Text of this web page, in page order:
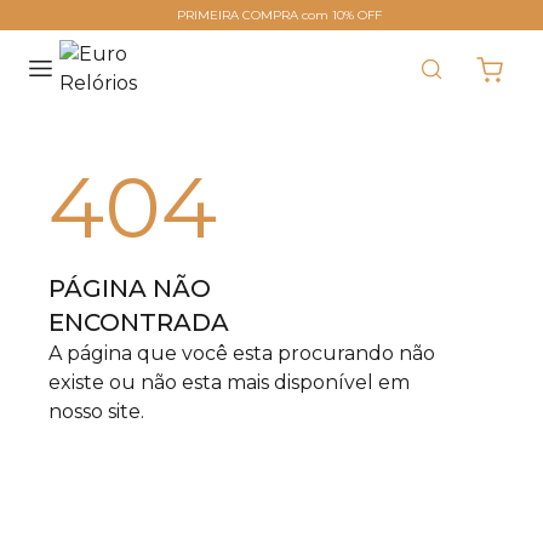
PRIMEIRA COMPRA com 10% OFF
404
PÁGINA NÃO
ENCONTRADA
A página que você esta procurando não
existe ou não esta mais disponível em
nosso site.